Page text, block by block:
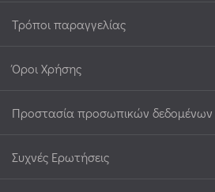
Τρόποι παραγγελίας
Όροι Χρήσης
Προστασία προσωπικών δεδομένων
Συχνές Ερωτήσεις